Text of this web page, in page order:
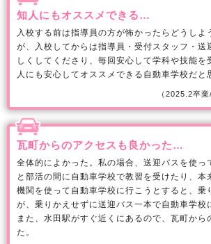
知人にもオススメできる…
入校する前は指導員の方が怖かったらどうしよ
が、入校してからは指導員・受付スタッフ・送
しくしてくださり、毎回安心して学科や技能を
人にも安心してオススメできる自動車学校だと
（2025.2卒
瓦町からのアクセスも良かった…
全体的によかった。私の場合、送迎バスを使っ
と部活の間に自動車学校で教習を受けたり、本
機関を使って自動車学校に行こうとすると、乗
が、乗りかえせずに送迎バス一本で自動車学校
また、水田駅がすぐ近くにあるので、瓦町から
た。